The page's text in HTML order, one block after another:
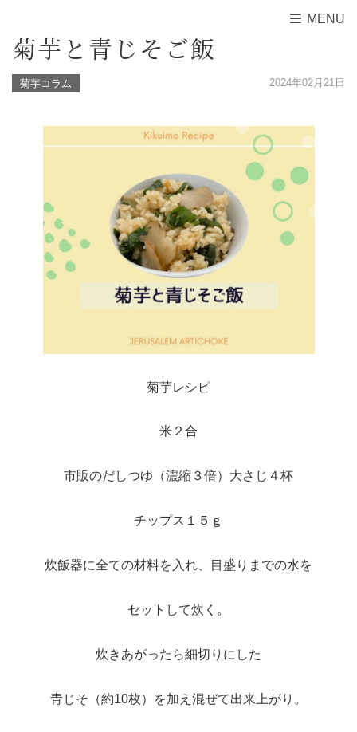
MENU
菊芋と青じそご飯
菊芋コラム 2024年02月21日
菊芋レシピ
米２合
市販のだしつゆ（濃縮３倍）大さじ４杯
チップス１５ｇ
炊飯器に全ての材料を入れ、目盛りまでの水を
セットして炊く。
炊きあがったら細切りにした
青じそ（約10枚）を加え混ぜて出来上がり。